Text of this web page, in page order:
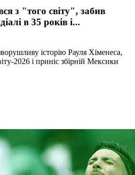
з "того світу", забив
в 35 років і...
історію Рауля Хіменеса,
2026 і приніс збірній Мексики